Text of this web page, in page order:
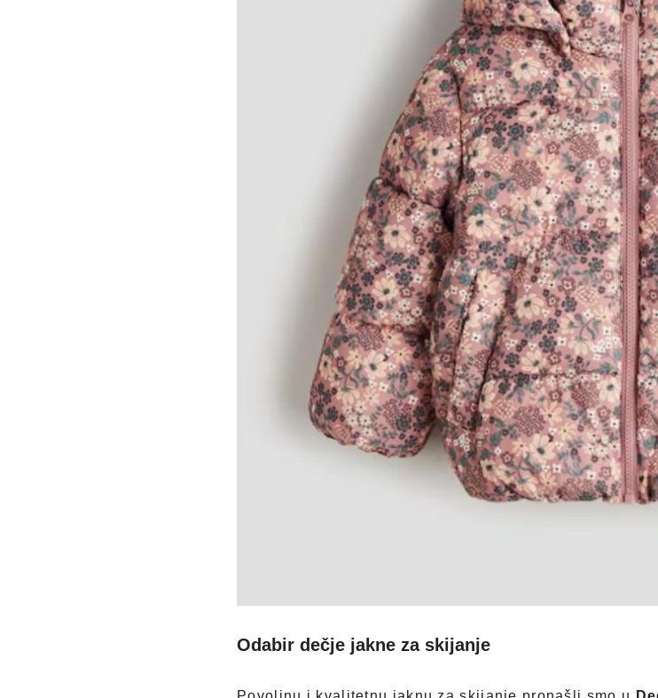
Odabir dečje jakne za skijanje